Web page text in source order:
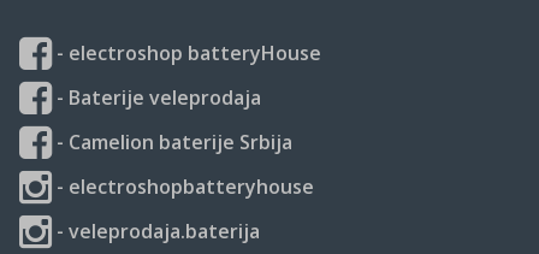
- electroshop batteryHouse
- Baterije veleprodaja
- Camelion baterije Srbija
- electroshopbatteryhouse
- veleprodaja.baterija